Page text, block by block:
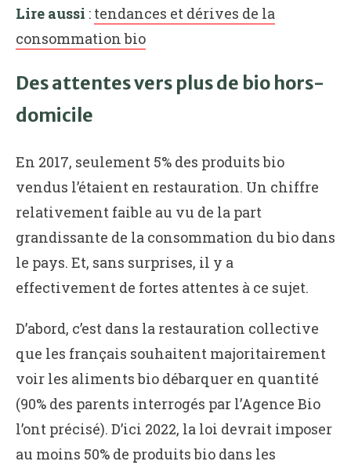
Lire aussi : tendances et dérives de la
consommation bio
Des attentes vers plus de bio hors-
domicile
En 2017, seulement 5% des produits bio
vendus l’étaient en restauration. Un chiffre
relativement faible au vu de la part
grandissante de la consommation du bio dans
le pays. Et, sans surprises, il y a
effectivement de fortes attentes à ce sujet.
D’abord, c’est dans la restauration collective
que les français souhaitent majoritairement
voir les aliments bio débarquer en quantité
(90% des parents interrogés par l’Agence Bio
l’ont précisé). D’ici 2022, la loi devrait imposer
au moins 50% de produits bio dans les